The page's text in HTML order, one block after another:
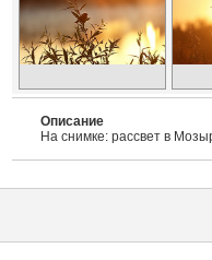
Описание
На снимке: рассвет в